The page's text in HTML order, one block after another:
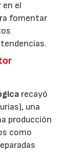
el
fomentar
recayó
una
producción
como